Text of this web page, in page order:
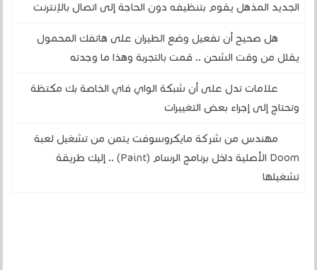
الجديد المذهل يقوم بتنظيفه دون الحاجة إلى اتصال بالإنترنت
هل صحيح أن تفعيل وضع الطيران على هاتفك المحمول
يقلل من وقت الشحن .. قمت بالتجربة وهذا ما وجدته
علامات تدل على أن شبكة الواي فاي الخاصة بك مكتظة
وتحتاج إلى إجراء بعض التغييرات
مهندس من شركة مايكروسوفت يتمن من تشغيل لعبة
Doom الأصلية داخل برنامج الرسام (Paint) .. إليك طريقة
تشغيلها